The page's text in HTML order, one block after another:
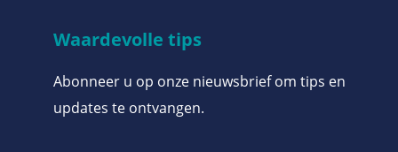
Waardevolle tips
Abonneer u op onze nieuwsbrief om tips en
updates te ontvangen.